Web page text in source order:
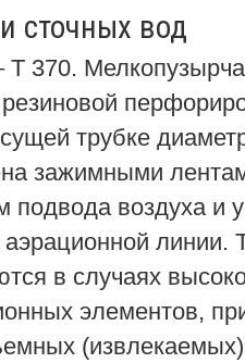
сточных вод
370.
резиновой
трубке
зажимными
подвода воздуха и
аэрационной линии.
в случаях
элементов,